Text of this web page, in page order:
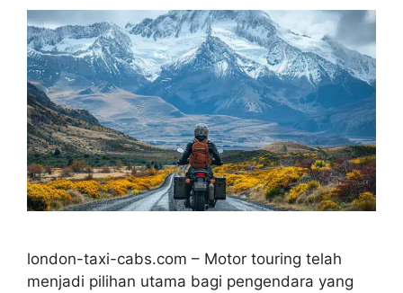
london-taxi-cabs.com – Motor touring telah
menjadi pilihan utama bagi pengendara yang